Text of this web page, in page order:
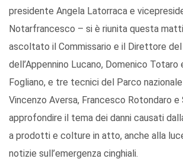
presidente Angela Latorraca e
Notarfrancesco – si è riunita questa
ascoltato il Commissario e il Direttore
dell’Appennino Lucano, Domenico Totaro
Fogliano, e tre tecnici del Parco
Vincenzo Aversa, Francesco Rotondaro e
approfondire il tema dei danni causati
a prodotti e colture in atto, anche alla
notizie sull’emergenza cinghiali.